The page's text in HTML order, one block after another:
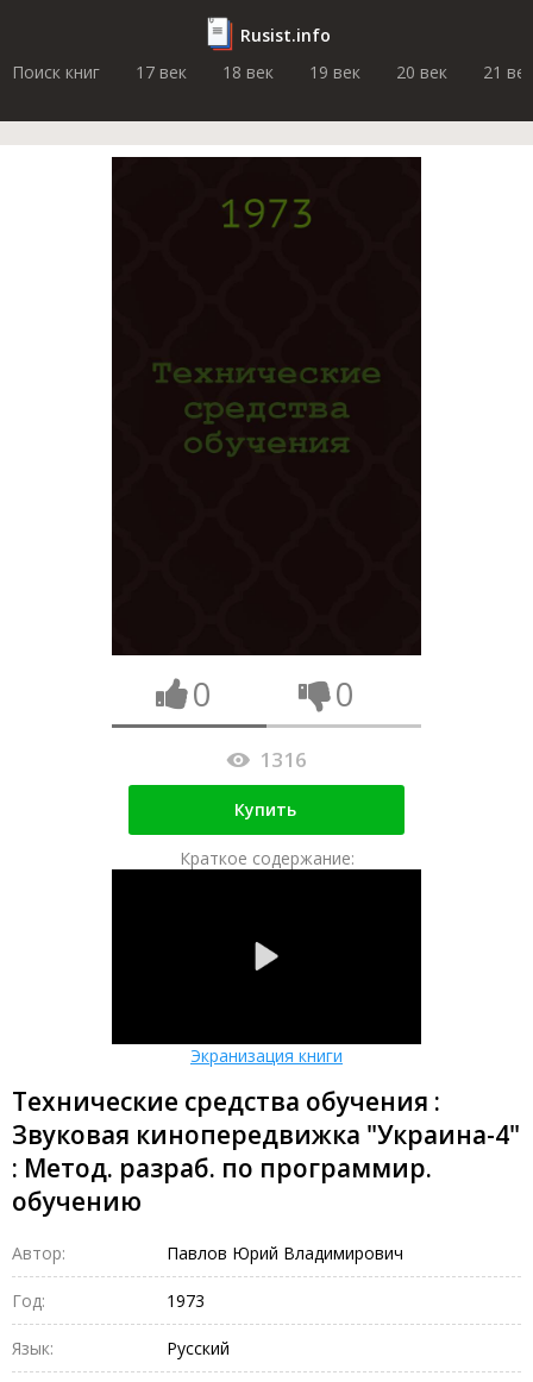
Rusist.info
Поиск книг
17 век 18 век 19 век 20 век 21 век
0 0
1316
Купить
Краткое содержание:
Экранизация книги
Технические средства обучения :
Звуковая кинопередвижка "Украина-4"
: Метод. разраб. по программир.
обучению
Автор: Павлов Юрий Владимирович
Год: 1973
Язык: Русский